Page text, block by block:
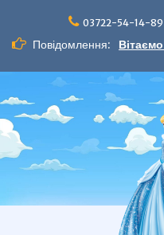
вмісту
03722-54-14-89
Повідомлення: